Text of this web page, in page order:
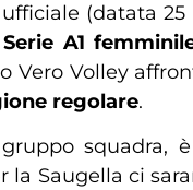
(datata
Serie A1
Vero Volley
regolare.
squadra,
Saugella ci